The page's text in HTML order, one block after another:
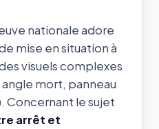
nationale adore
mise en situation à
visuels complexes
mort, panneau
Concernant le sujet
arrêt et